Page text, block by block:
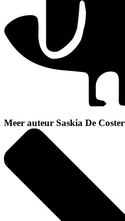
Meer auteur Saskia De Coster